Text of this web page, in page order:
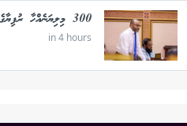
300 މިލިޔަނެއްހާ ރުފިޔާގެ އިންވެސްޓްމަންޓް ދަނީ ކުރިއަށް
in 4 hours